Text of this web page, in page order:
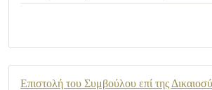
Επιστολή του Συμβούλου επί της